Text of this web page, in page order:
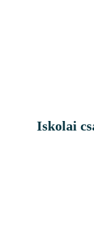
Iskolai